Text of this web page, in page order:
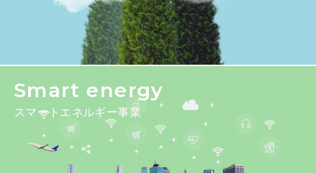
Smart energy
スマートエネルギー事業